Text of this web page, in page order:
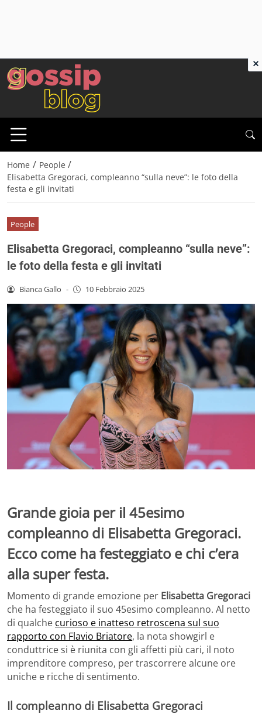
Home / People /
Elisabetta Gregoraci, compleanno “sulla neve”: le foto della
festa e gli invitati
People
Elisabetta Gregoraci, compleanno “sulla neve”:
le foto della festa e gli invitati
Bianca Gallo - 10 Febbraio 2025
Grande gioia per il 45esimo
compleanno di Elisabetta Gregoraci.
Ecco come ha festeggiato e chi c’era
alla super festa.
Momento di grande emozione per Elisabetta Gregoraci
che ha festeggiato il suo 45esimo compleanno. Al netto
di qualche curioso e inatteso retroscena sul suo
rapporto con Flavio Briatore, la nota showgirl e
conduttrice si è riunita con gli affetti più cari, il noto
imprenditore compreso, per trascorrere alcune ore
uniche e ricche di sentimento.
Il compleanno di Elisabetta Gregoraci
×